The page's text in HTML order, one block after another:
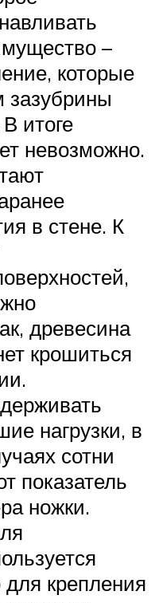
–
которые
зазубрины
итоге
невозможно.
в стене. К
древесина
крошиться
нагрузки, в
сотни
показатель
ножки.
для крепления